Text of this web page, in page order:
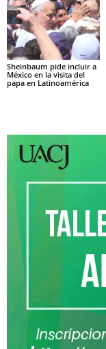
Sheinbaum pide incluir a
México en la visita del
papa en Latinoamérica